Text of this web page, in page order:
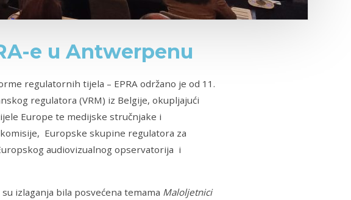
e u Antwerpenu
regulatornih tijela – EPRA održano je od 11.
regulatora (VRM) iz Belgije, okupljajući
Europe te medijske stručnjake i
Europske skupine regulatora za
audiovizualnog opservatorija i
izlaganja bila posvećena temama Maloljetnici